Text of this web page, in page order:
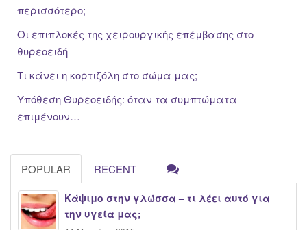
περισσότερο;
Οι επιπλοκές της χειρουργικής επέμβασης στο
θυρεοειδή
Τι κάνει η κορτιζόλη στο σώμα μας;
Υπόθεση Θυρεοειδής: όταν τα συμπτώματα
επιμένουν…
POPULAR RECENT
Κάψιμο στην γλώσσα – τι λέει αυτό για
την υγεία μας;